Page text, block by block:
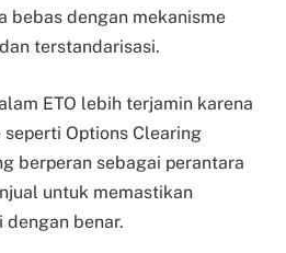
bebas dengan mekanisme
terstandarisasi.
ETO lebih terjamin karena
Options Clearing
berperan sebagai perantara
untuk memastikan
dengan benar.